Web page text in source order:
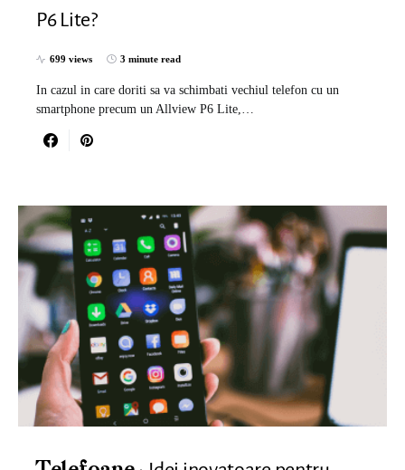
P6 Lite?
699 views 3 minute read
In cazul in care doriti sa va schimbati vechiul telefon cu un
smartphone precum un Allview P6 Lite,…